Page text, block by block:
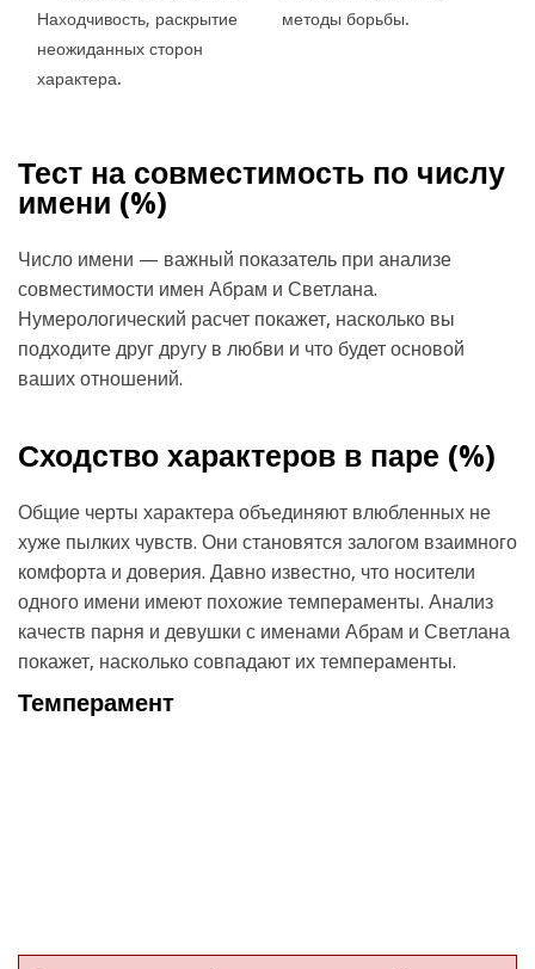
Находчивость, раскрытие
неожиданных сторон
характера.
методы борьбы.
Тест на совместимость по числу
имени (%)
Число имени — важный показатель при анализе
совместимости имен Абрам и Светлана.
Нумерологический расчет покажет, насколько вы
подходите друг другу в любви и что будет основой
ваших отношений.
Сходство характеров в паре (%)
Общие черты характера объединяют влюбленных не
хуже пылких чувств. Они становятся залогом взаимного
комфорта и доверия. Давно известно, что носители
одного имени имеют похожие темпераменты. Анализ
качеств парня и девушки с именами Абрам и Светлана
покажет, насколько совпадают их темпераменты.
Темперамент